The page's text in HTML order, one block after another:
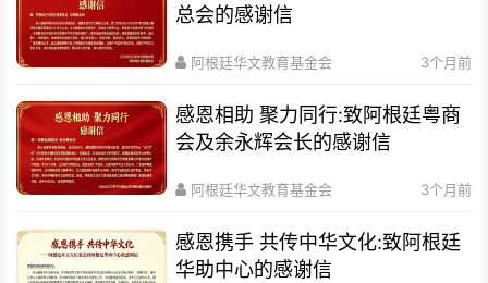
总会的感谢信
阿根廷华文教育基金会 3个月前
感恩相助 聚力同行:致阿根廷粤商
会及余永辉会长的感谢信
阿根廷华文教育基金会 3个月前
感恩携手 共传中华文化:致阿根廷
华助中心的感谢信